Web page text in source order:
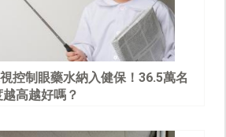
控制眼藥水納入健保！36.5萬名
高越好嗎？